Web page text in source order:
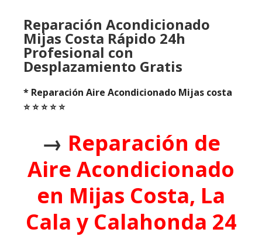
Reparación Acondicionado
Mijas Costa Rápido 24h
Profesional con
Desplazamiento Gratis
* Reparación Aire Acondicionado Mijas costa
⭐️ ⭐️ ⭐️ ⭐️ ⭐️
→ Reparación de
Aire Acondicionado
en Mijas Costa, La
Cala y Calahonda 24